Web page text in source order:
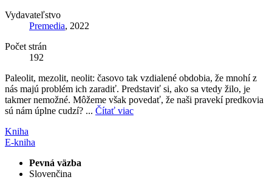
Vydavateľstvo
Premedia, 2022
Počet strán
192
Paleolit, mezolit, neolit: časovo tak vzdialené obdobia, že mnohí z
nás majú problém ich zaradiť. Predstaviť si, ako sa vtedy žilo, je
takmer nemožné. Môžeme však povedať, že naši pravekí predkovia
sú nám úplne cudzí? ... Čítať viac
Kniha
E-kniha
Pevná väzba
Slovenčina